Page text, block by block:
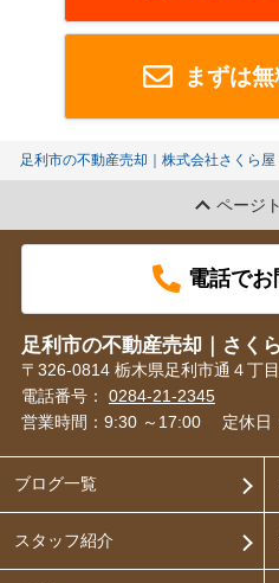
まずは
足利市の不動産売却｜株式会社さくら屋
ページ
電話で
足利市の不動産売却｜さく
〒326-0814 栃木県足利市通４丁
電話番号： 0284-21-2345
営業時間：9:30 ～17:00
定休日
ブログ一覧
スタッフ紹介